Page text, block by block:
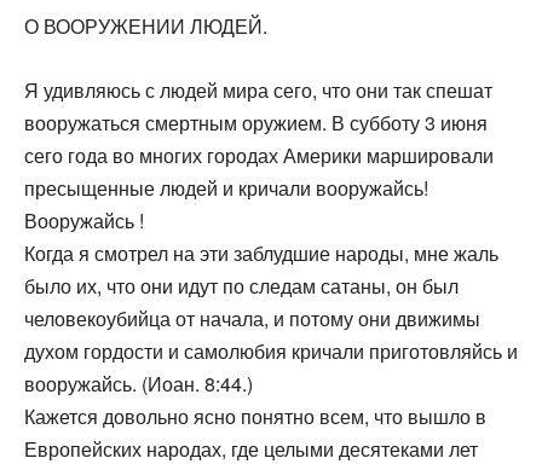
О ВООРУЖЕНИИ ЛЮДЕЙ.
Я удивляюсь с людей мира сего, что они так спешат
вооружаться смертным оружием. В субботу 3 июня
сего года во многих городах Америки маршировали
пресыщенные людей и кричали вооружайсь!
Вооружайсь !
Когда я смотрел на эти заблудшие народы, мне жаль
было их, что они идут по следам сатаны, он был
человекоубийца от начала, и потому они движимы
духом гордости и самолюбия кричали приготовляйсь и
вооружайсь. (Иоан. 8:44.)
Кажется довольно ясно понятно всем, что вышло в
Европейских народах, где целыми десятеками лет